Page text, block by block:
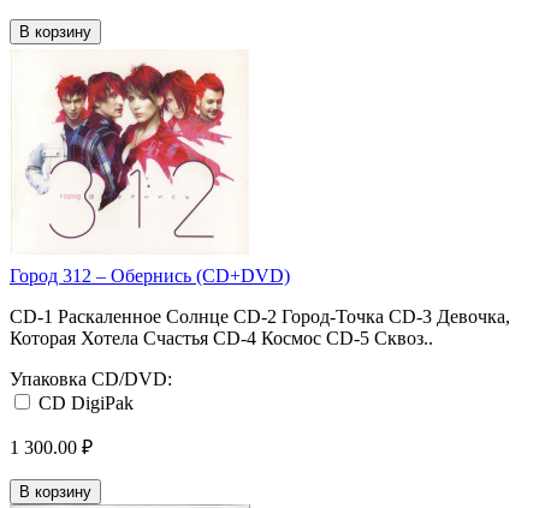
В корзину
Город 312 ‎– Обернись (CD+DVD)
CD-1 Раскаленное Солнце CD-2 Город-Точка CD-3 Девочка,
Которая Хотела Счастья CD-4 Космос CD-5 Сквоз..
Упаковка CD/DVD:
CD DigiPak
1 300.00 ₽
В корзину